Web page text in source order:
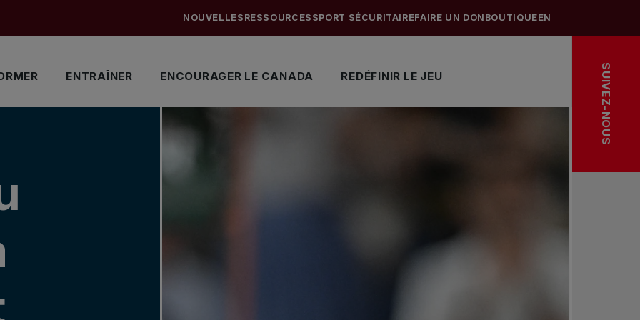
ENTRAÎNER ENCOURAGER LE CANADA REDÉFINIR LE JEU
NOUVELLES RESSOURCES SPORT SÉCURITAIREFAIRE UN DON BOUTIQUEEN
SUIVEZ-NOUS